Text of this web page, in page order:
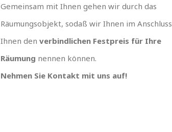
Gemeinsam mit Ihnen gehen wir durch das
Räumungsobjekt, sodaß wir Ihnen im Anschluss
Ihnen denverbindlichen Festpreis für Ihre
Räumung nennen können.
Nehmen Sie Kontakt mit uns auf!